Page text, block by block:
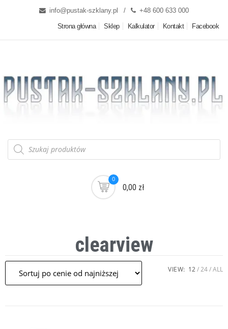
info@pustak-szklany.pl +48 600 633 000
Strona główna Sklep Kalkulator Kontakt Facebook
0
0,00 zł
clearview
VIEW: 12 24 ALL